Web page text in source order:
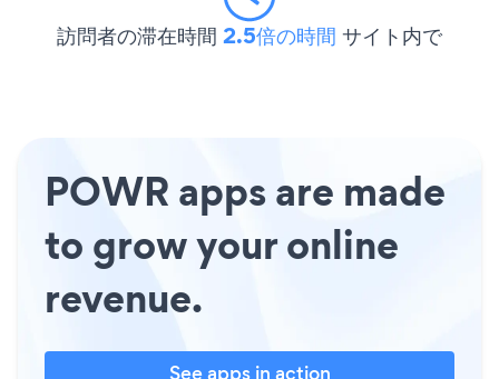
訪問者の滞在時間 2.5倍の時間 サイト内で
POWR apps are made
to grow your online
revenue.
See apps in action